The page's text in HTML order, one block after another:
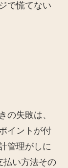
で慌てない
の失敗は、
イントが付
管理がしに
払い方法その